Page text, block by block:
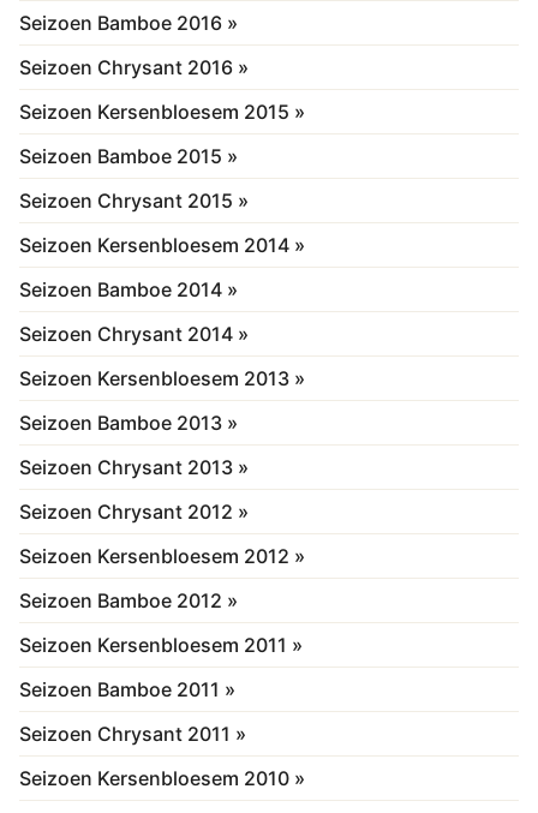
Seizoen Bamboe 2016 »
Seizoen Chrysant 2016 »
Seizoen Kersenbloesem 2015 »
Seizoen Bamboe 2015 »
Seizoen Chrysant 2015 »
Seizoen Kersenbloesem 2014 »
Seizoen Bamboe 2014 »
Seizoen Chrysant 2014 »
Seizoen Kersenbloesem 2013 »
Seizoen Bamboe 2013 »
Seizoen Chrysant 2013 »
Seizoen Chrysant 2012 »
Seizoen Kersenbloesem 2012 »
Seizoen Bamboe 2012 »
Seizoen Kersenbloesem 2011 »
Seizoen Bamboe 2011 »
Seizoen Chrysant 2011 »
Seizoen Kersenbloesem 2010 »